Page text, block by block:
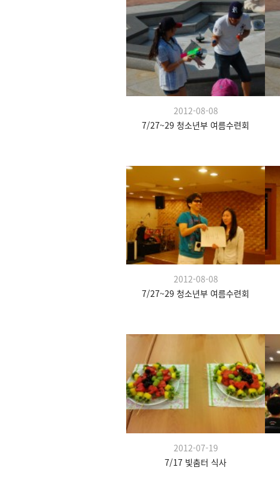
2012-08-08
7/27~29 청소년부 여름수련회
2012-08-08
7/27~29 청소년부 여름수련회
2012-07-19
7/17 빛춤터 식사